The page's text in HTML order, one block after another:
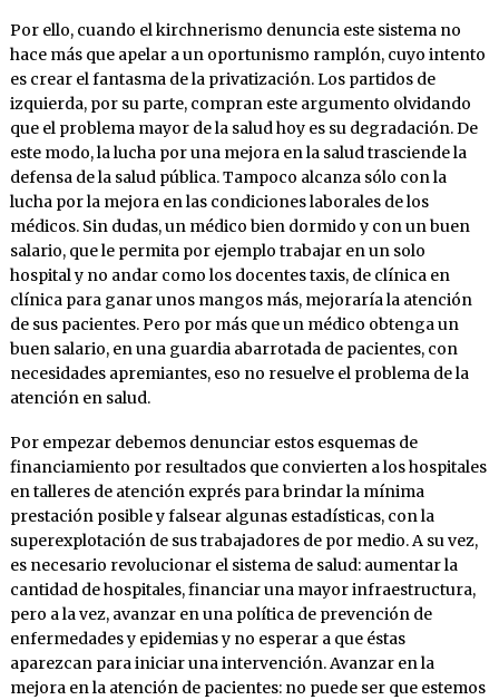
Por ello, cuando el kirchnerismo denuncia este sistema no
hace más que apelar a un oportunismo ramplón, cuyo intento
es crear el fantasma de la privatización. Los partidos de
izquierda, por su parte, compran este argumento olvidando
que el problema mayor de la salud hoy es su degradación. De
este modo, la lucha por una mejora en la salud trasciende la
defensa de la salud pública. Tampoco alcanza sólo con la
lucha por la mejora en las condiciones laborales de los
médicos. Sin dudas, un médico bien dormido y con un buen
salario, que le permita por ejemplo trabajar en un solo
hospital y no andar como los docentes taxis, de clínica en
clínica para ganar unos mangos más, mejoraría la atención
de sus pacientes. Pero por más que un médico obtenga un
buen salario, en una guardia abarrotada de pacientes, con
necesidades apremiantes, eso no resuelve el problema de la
atención en salud.
Por empezar debemos denunciar estos esquemas de
financiamiento por resultados que convierten a los hospitales
en talleres de atención exprés para brindar la mínima
prestación posible y falsear algunas estadísticas, con la
superexplotación de sus trabajadores de por medio. A su vez,
es necesario revolucionar el sistema de salud: aumentar la
cantidad de hospitales, financiar una mayor infraestructura,
pero a la vez, avanzar en una política de prevención de
enfermedades y epidemias y no esperar a que éstas
aparezcan para iniciar una intervención. Avanzar en la
mejora en la atención de pacientes: no puede ser que estemos